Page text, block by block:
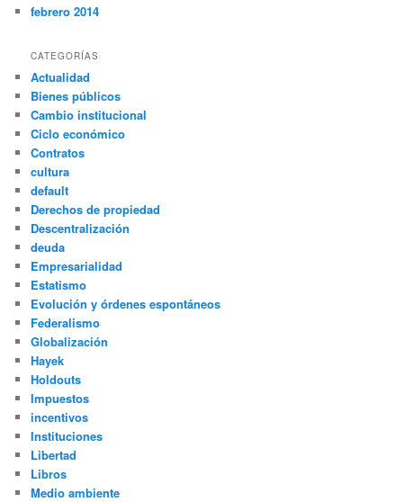
febrero 2014
CATEGORÍAS
Actualidad
Bienes públicos
Cambio institucional
Ciclo económico
Contratos
cultura
default
Derechos de propiedad
Descentralización
deuda
Empresarialidad
Estatismo
Evolución y órdenes espontáneos
Federalismo
Globalización
Hayek
Holdouts
Impuestos
incentivos
Instituciones
Libertad
Libros
Medio ambiente